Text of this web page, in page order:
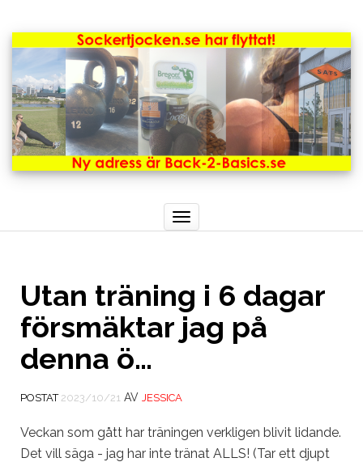
Toggle
navigation
Utan träning i 6 dagar
försmäktar jag på
denna ö…
POSTAT 2023/10/21 AV JESSICA
Veckan som gått har träningen verkligen blivit lidande.
Det vill säga - jag har inte tränat ALLS! (Tar ett djupt